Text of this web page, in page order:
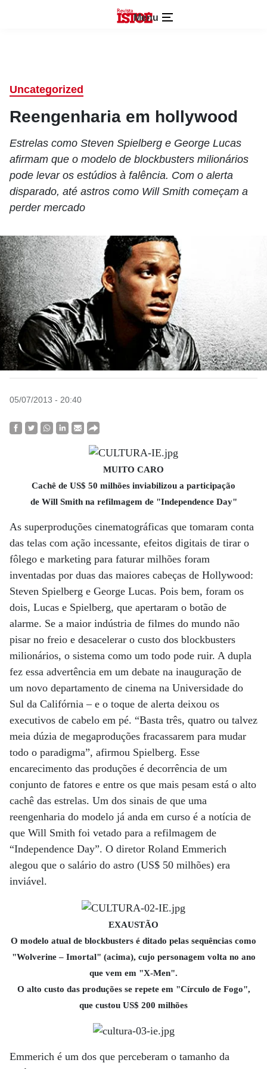
Menu
Uncategorized
Reengenharia em hollywood
Estrelas como Steven Spielberg e George Lucas
afirmam que o modelo de blockbusters milionários
pode levar os estúdios à falência. Com o alerta
disparado, até astros como Will Smith começam a
perder mercado
05/07/2013 - 20:40
MUITO CARO
Cachê de US$ 50 milhões inviabilizou a participação
de Will Smith na refilmagem de "Independence Day"
As superproduções cinematográficas que tomaram conta
das telas com ação incessante, efeitos digitais de tirar o
fôlego e marketing para faturar milhões foram
inventadas por duas das maiores cabeças de Hollywood:
Steven Spielberg e George Lucas. Pois bem, foram os
dois, Lucas e Spielberg, que apertaram o botão de
alarme. Se a maior indústria de filmes do mundo não
pisar no freio e desacelerar o custo dos blockbusters
milionários, o sistema como um todo pode ruir. A dupla
fez essa advertência em um debate na inauguração de
um novo departamento de cinema na Universidade do
Sul da Califórnia – e o toque de alerta deixou os
executivos de cabelo em pé. “Basta três, quatro ou talvez
meia dúzia de megaproduções fracassarem para mudar
todo o paradigma”, afirmou Spielberg. Esse
encarecimento das produções é decorrência de um
conjunto de fatores e entre os que mais pesam está o alto
cachê das estrelas. Um dos sinais de que uma
reengenharia do modelo já anda em curso é a notícia de
que Will Smith foi vetado para a refilmagem de
“Independence Day”. O diretor Roland Emmerich
alegou que o salário do astro (US$ 50 milhões) era
inviável.
EXAUSTÃO
O modelo atual de blockbusters é ditado pelas sequências como
"Wolverine – Imortal" (acima), cujo personagem volta no ano
que vem em "X-Men".
O alto custo das produções se repete em "Círculo de Fogo",
que custou US$ 200 milhões
Emmerich é um dos que perceberam o tamanho da